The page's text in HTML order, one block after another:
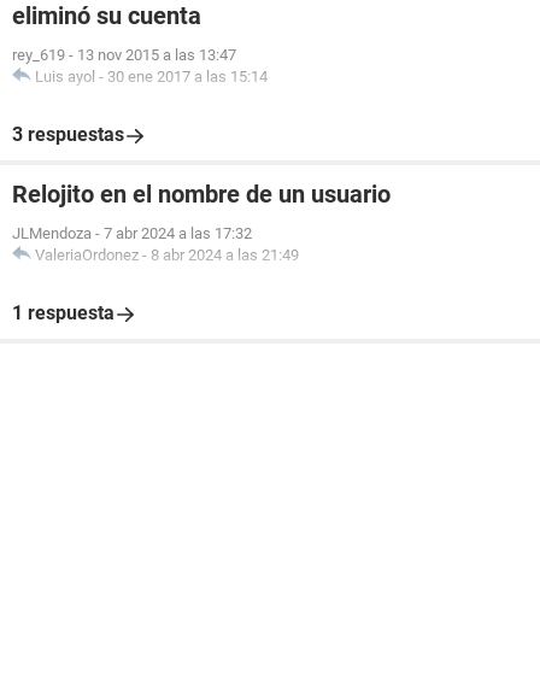
eliminó su cuenta
rey_619 - 13 nov 2015 a las 13:47
Luis ayol - 30 ene 2017 a las 15:14
3 respuestas
Relojito en el nombre de un usuario
JLMendoza - 7 abr 2024 a las 17:32
ValeriaOrdonez - 8 abr 2024 a las 21:49
1 respuesta